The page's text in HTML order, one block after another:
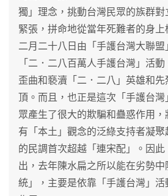
獨」理念，挑動台灣民眾的族群
緊張，拼命地從當年死難者的身
二月二十八日由「手護台灣大聯
「二．二八百萬人手護台灣」活
歪曲和褻瀆「二．二八」英雄和
頂。而且，也正是這次「手護台
眾產生了很大的欺騙和蠱惑作用
有「本土」觀念的泛綠支持者凝聚
的民調首次超越「連宋配」。因
出，去年陳水扁之所以能在劣勢
統」，主要是依靠「手護台灣」